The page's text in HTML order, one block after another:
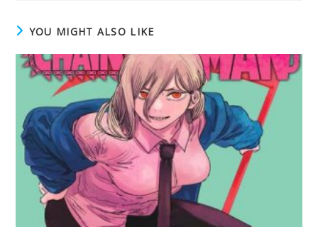
YOU MIGHT ALSO LIKE